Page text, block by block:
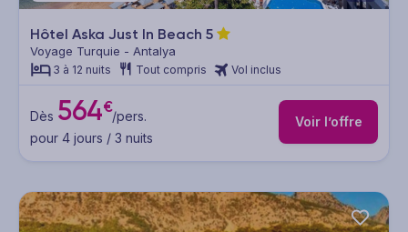
Hôtel Aska Just In Beach 5
Voyage Turquie - Antalya
3 à 12 nuits Tout compris Vol inclus
Dès 564€/pers.
pour 4 jours / 3 nuits
Voir l’offre